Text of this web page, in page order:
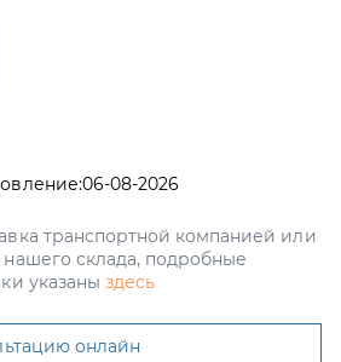
06-08-2026
транспортной компанией или
склада, подробные
указаны здесь
онлайн